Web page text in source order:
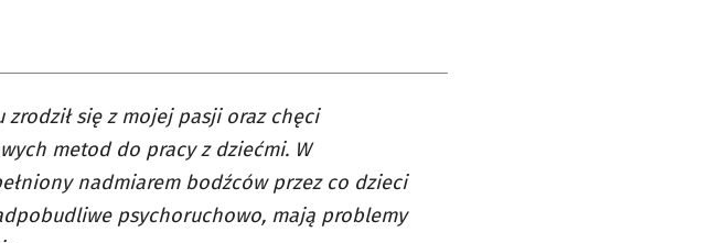
zrodził się z mojej pasji oraz chęci
metod do pracy z dziećmi. W
nadmiarem bodźców przez co dzieci
psychoruchowo, mają problemy